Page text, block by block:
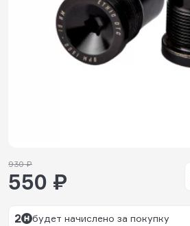
930 ₽
550 ₽
2 будет начислено за покупку